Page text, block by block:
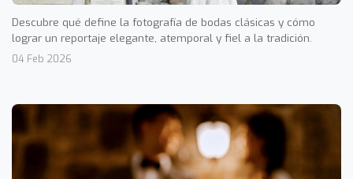
Descubre qué define la fotografía de bodas clásicas y cómo
lograr un reportaje elegante, atemporal y fiel a la tradición.
04 Feb 2026